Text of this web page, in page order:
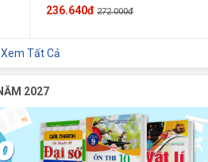
236.640đ 272.000đ
Xem Tất Cả
2027